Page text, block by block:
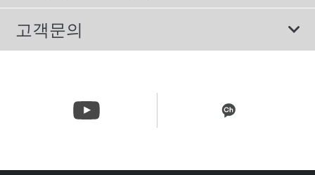
SUV/RV 타이어
겨울용 타이어
개인정보처리방침
회사소개
올림픽활동
뉴스릴리즈
고객문의
주문&배송 문의 070-4398-2824